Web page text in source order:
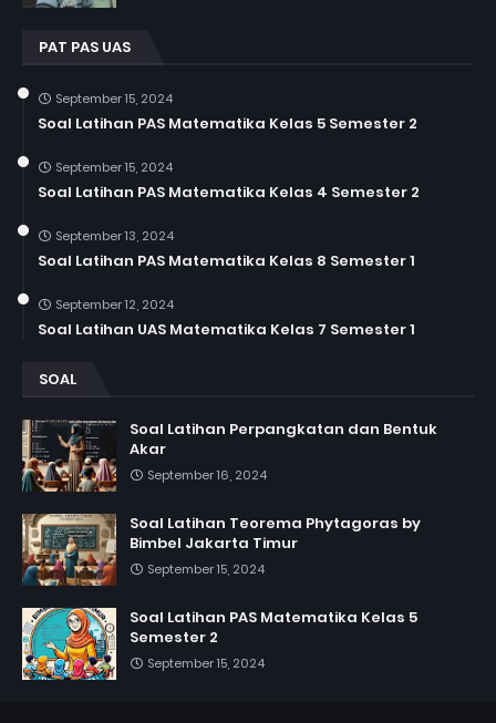
PAT PAS UAS
September 15, 2024
Soal Latihan PAS Matematika Kelas 5 Semester 2
September 15, 2024
Soal Latihan PAS Matematika Kelas 4 Semester 2
September 13, 2024
Soal Latihan PAS Matematika Kelas 8 Semester 1
September 12, 2024
Soal Latihan UAS Matematika Kelas 7 Semester 1
SOAL
Soal Latihan Perpangkatan dan Bentuk
Akar
September 16, 2024
Soal Latihan Teorema Phytagoras by
Bimbel Jakarta Timur
September 15, 2024
Soal Latihan PAS Matematika Kelas 5
Semester 2
September 15, 2024